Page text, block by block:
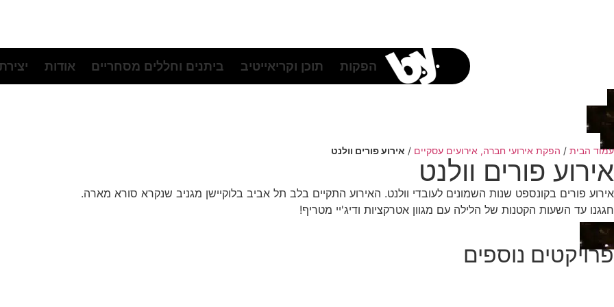
הפקות תוכן וקריאייטיב ביתנים וחללים מסחריים אודות
עמוד הבית / הפקת אירועי חברה, אירועים עסקיים / אירוע פורים וולנט
אירוע פורים וולנט
אירוע פורים בקונספט שנות השמונים לעובדי וולנט. האירוע התקיים בלב תל אביב בלוקיישן מגניב שנקרא סורא מארה.
חגגנו עד השעות הקטנות של הלילה עם מגוון אטרקציות ודיג'יי מטריף!
פרויקטים נוספים